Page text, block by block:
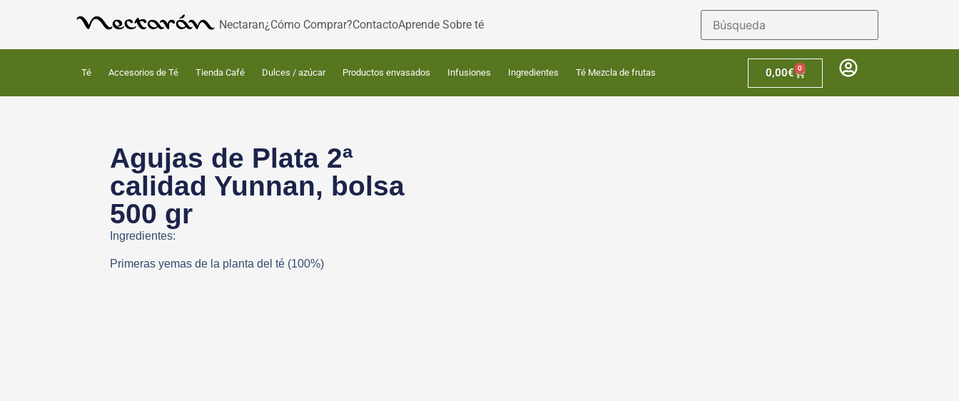
Nectaran¿Cómo Comprar?ContactoAprende Sobre té
Té Accesorios de Té Tienda Café Dulces / azúcar Productos envasados Infusiones Ingredientes Té Mezcla de frutas 0,00€ 0
Agujas de Plata 2ª
calidad Yunnan, bolsa
500 gr
Ingredientes:
Primeras yemas de la planta del té (100%)